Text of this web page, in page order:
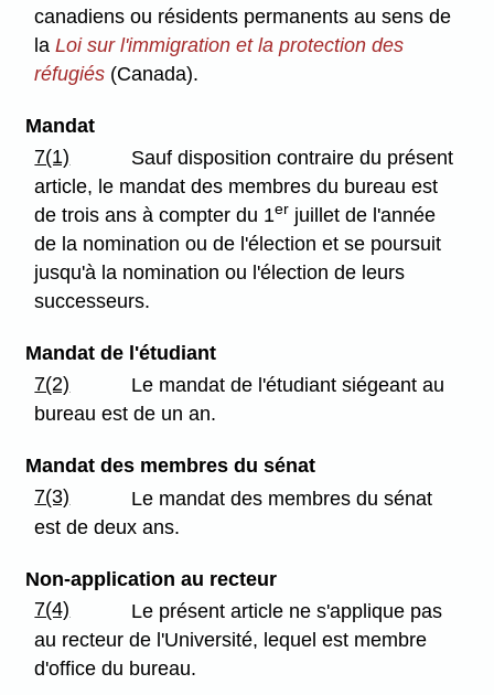
canadiens ou résidents permanents au sens de
laLoi sur l'immigration et la protection des
réfugiés (Canada).
Mandat
7(1)
Sauf disposition contraire du présent
article, le mandat des membres du bureau est
de trois ans à compter du 1er juillet de l'année
de la nomination ou de l'élection et se poursuit
jusqu'à la nomination ou l'élection de leurs
successeurs.
Mandat de l'étudiant
7(2)
Le mandat de l'étudiant siégeant au
bureau est de un an.
Mandat des membres du sénat
7(3)
Le mandat des membres du sénat
est de deux ans.
Non-application au recteur
7(4)
Le présent article ne s'applique pas
au recteur de l'Université, lequel est membre
d'office du bureau.